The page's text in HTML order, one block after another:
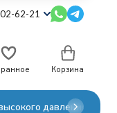
62-21
Корзина
давления